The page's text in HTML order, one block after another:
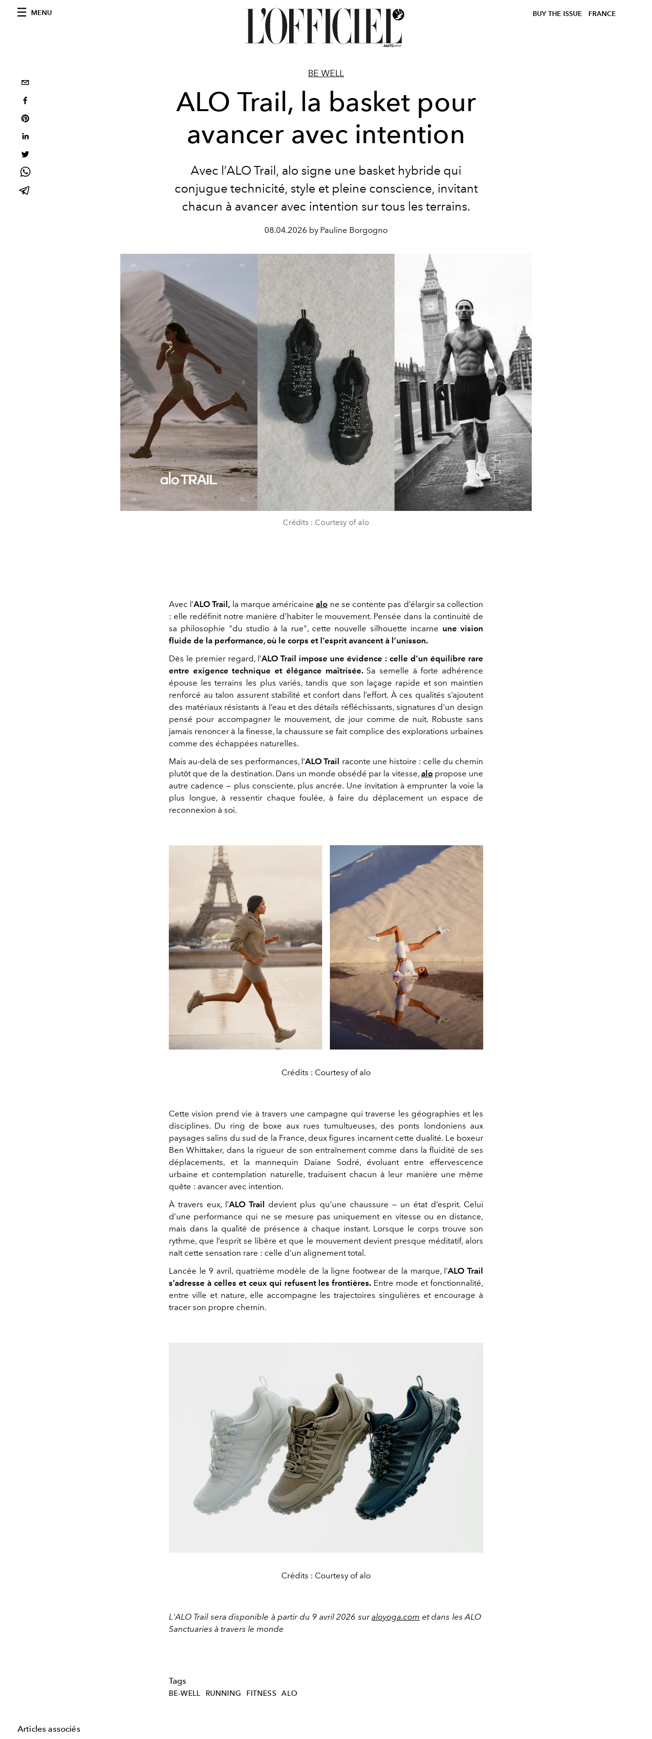
MENU BUY THE ISSUE FRANCE
BE WELL
ALO Trail, la basket pour
avancer avec intention
Avec l’ALO Trail, alo signe une basket hybride qui
conjugue technicité, style et pleine conscience, invitant
chacun à avancer avec intention sur tous les terrains.
08.04.2026 by Pauline Borgogno
Crédits : Courtesy of alo
Avec l’ALO Trail, la marque américainealo ne se contente pas d’élargir sa collection
: elle redéfinit notre manière d’habiter le mouvement. Pensée dans la continuité de
sa philosophie "du studio à la rue", cette nouvelle silhouette incarne une vision
fluide de la performance, où le corps et l’esprit avancent à l’unisson.
Dès le premier regard, l’ALO Trail impose une évidence : celle d’un équilibre rare
entre exigence technique et élégance maîtrisée. Sa semelle à forte adhérence
épouse les terrains les plus variés, tandis que son laçage rapide et son maintien
renforcé au talon assurent stabilité et confort dans l’effort. À ces qualités s’ajoutent
des matériaux résistants à l’eau et des détails réfléchissants, signatures d’un design
pensé pour accompagner le mouvement, de jour comme de nuit. Robuste sans
jamais renoncer à la finesse, la chaussure se fait complice des explorations urbaines
comme des échappées naturelles.
Mais au-delà de ses performances, l’ALO Trail raconte une histoire : celle du chemin
plutôt que de la destination. Dans un monde obsédé par la vitesse, alopropose une
autre cadence — plus consciente, plus ancrée. Une invitation à emprunter la voie la
plus longue, à ressentir chaque foulée, à faire du déplacement un espace de
reconnexion à soi.
Crédits : Courtesy of alo
Cette vision prend vie à travers une campagne qui traverse les géographies et les
disciplines. Du ring de boxe aux rues tumultueuses, des ponts londoniens aux
paysages salins du sud de la France, deux figures incarnent cette dualité. Le boxeur
Ben Whittaker, dans la rigueur de son entraînement comme dans la fluidité de ses
déplacements, et la mannequin Daiane Sodré, évoluant entre effervescence
urbaine et contemplation naturelle, traduisent chacun à leur manière une même
quête : avancer avec intention.
À travers eux, l’ALO Trail devient plus qu’une chaussure — un état d’esprit. Celui
d’une performance qui ne se mesure pas uniquement en vitesse ou en distance,
mais dans la qualité de présence à chaque instant. Lorsque le corps trouve son
rythme, que l’esprit se libère et que le mouvement devient presque méditatif, alors
naît cette sensation rare : celle d’un alignement total.
Lancée le 9 avril, quatrième modèle de la ligne footwear de la marque, l’ALO Trail
s’adresse à celles et ceux qui refusent les frontières. Entre mode et fonctionnalité,
entre ville et nature, elle accompagne les trajectoires singulières et encourage à
tracer son propre chemin.
Crédits : Courtesy of alo
L'ALO Trail sera disponible à partir du 9 avril 2026 suraloyoga.com et dans les ALO
Sanctuaries à travers le monde
Tags
BE-WELL RUNNING FITNESS ALO
Articles associés